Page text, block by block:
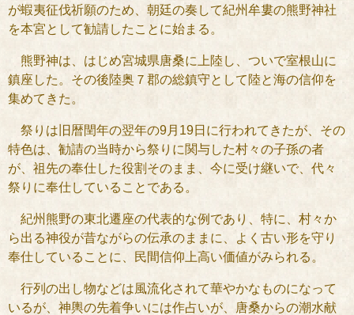
が蝦夷征伐祈願のため、朝廷の奏して紀州牟婁の熊野神社
を本宮として勧請したことに始まる。
熊野神は、はじめ宮城県唐桑に上陸し、ついで室根山に
鎮座した。その後陸奥７郡の総鎮守として陸と海の信仰を
集めてきた。
祭りは旧暦閏年の翌年の9月19日に行われてきたが、その
特色は、勧請の当時から祭りに関与した村々の子孫の者
が、祖先の奉仕した役割そのまま、今に受け継いで、代々
祭りに奉仕していることである。
紀州熊野の東北遷座の代表的な例であり、特に、村々か
ら出る神役が昔ながらの伝承のままに、よく古い形を守り
奉仕していることに、民間信仰上高い価値がみられる。
行列の出し物などは風流化されて華やかなものになって
いるが、神輿の先着争いには作占いが、唐桑からの潮水献